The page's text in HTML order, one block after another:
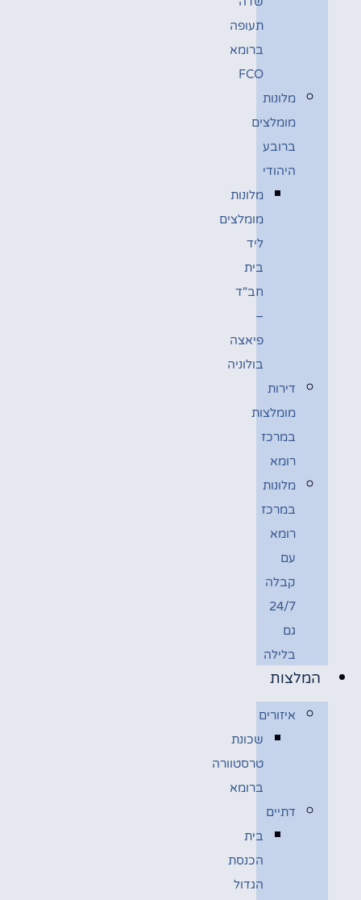
תעופה
ברומא
FCO
מלונות
מומלצים
ברובע
היהודי
מלונות
מומלצים
ליד
בית
חב"ד
–
פיאצה
בולוניה
דירות
מומלצות
במרכז
רומא
מלונות
במרכז
רומא
עם
קבלה
24/7
גם
בלילה
המלצות
איזורים
שכונת
טרסטוורה
ברומא
דתיים
בית
הכנסת
הגדול